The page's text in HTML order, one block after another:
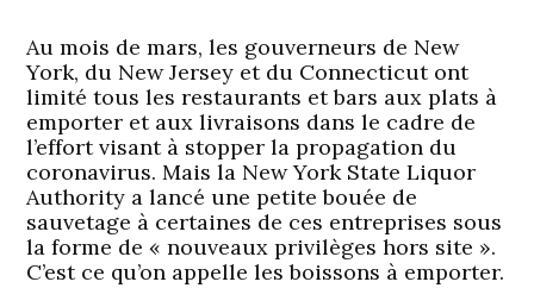
Au mois de mars, les gouverneurs de New
York, du New Jersey et du Connecticut ont
limité tous les restaurants et bars aux plats à
emporter et aux livraisons dans le cadre de
l’effort visant à stopper la propagation du
coronavirus. Mais la New York State Liquor
Authority a lancé une petite bouée de
sauvetage à certaines de ces entreprises sous
la forme de « nouveaux privilèges hors site ».
C’est ce qu’on appelle les boissons à emporter.